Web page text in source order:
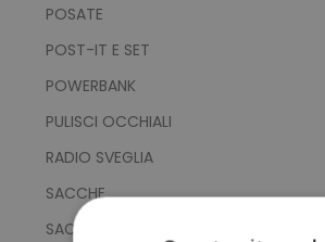
POSATE
POST-IT E SET
POWERBANK
PULISCI OCCHIALI
RADIO SVEGLIA
SACCHE
SACCHE IN NON WOVEN PLA DA MAIS